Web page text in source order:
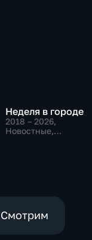
Неделя в городе
2018 – 2026,
Новостные,